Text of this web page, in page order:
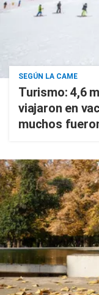
SEGÚN LA CAME
Turismo: 4,6
viajaron en
muchos